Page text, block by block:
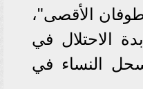
الأقصى"،
الاحتلال في
النساء في